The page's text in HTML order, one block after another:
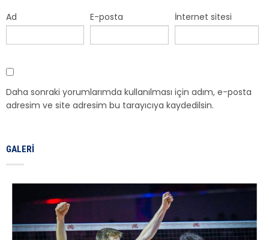
Ad E-posta İnternet sitesi
Daha sonraki yorumlarımda kullanılması için adım, e-posta
adresim ve site adresim bu tarayıcıya kaydedilsin.
GALERI